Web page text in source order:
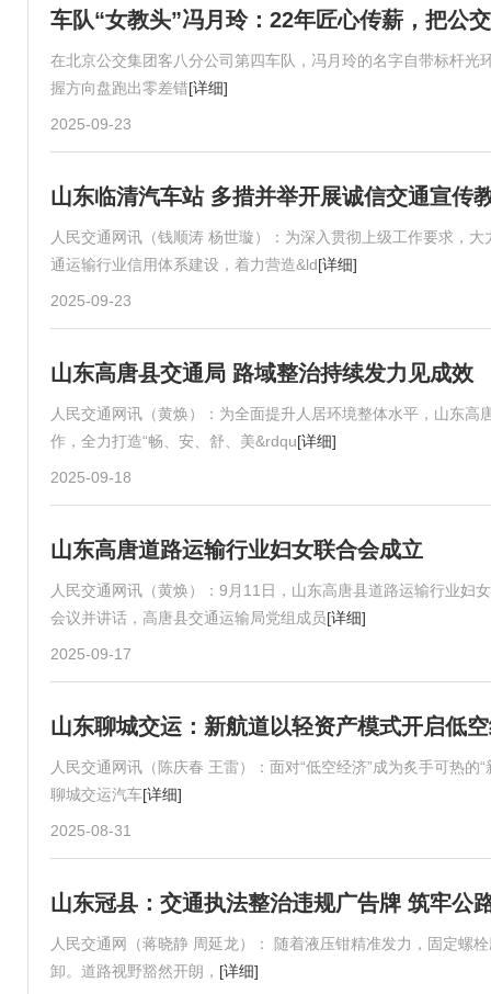
车队“女教头”冯月玲：22年匠心传薪，把公
在北京公交集团客八分公司第四车队，冯月玲的名字自带标杆
握方向盘跑出零差错[详细]
2025-09-23
山东临清汽车站 多措并举开展诚信交通宣传
人民交通网讯（钱顺涛 杨世璇）：为深入贯彻上级工作要求，
通运输行业信用体系建设，着力营造&ld[详细]
2025-09-23
山东高唐县交通局 路域整治持续发力见成效
人民交通网讯（黄焕）：为全面提升人居环境整体水平，山东
作，全力打造“畅、安、舒、美&rdqu[详细]
2025-09-18
山东高唐道路运输行业妇女联合会成立
人民交通网讯（黄焕）：9月11日，山东高唐县道路运输行业妇
会议并讲话，高唐县交通运输局党组成员[详细]
2025-09-17
山东聊城交运：新航道以轻资产模式开启低
人民交通网讯（陈庆春 王雷）：面对“低空经济”成为炙手可热
聊城交运汽车[详细]
2025-08-31
山东冠县：交通执法整治违规广告牌 筑牢公
人民交通网（蒋晓静 周延龙）： 随着液压钳精准发力，固定螺
卸。道路视野豁然开朗， [详细]